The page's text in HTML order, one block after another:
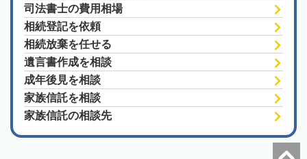
司法書士の費用相場
相続登記を依頼
相続放棄を任せる
遺言書作成を相談
成年後見を相談
家族信託を相談
家族信託の相談先